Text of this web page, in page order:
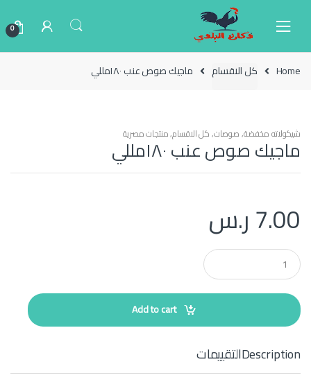
0
Home كل الاقسام ماجيك صوص عنب ١٨٠مللي
شيكولاته مخفضة,صوصات,كل الاقسام,منتجات مصرية
ماجيك صوص عنب ١٨٠مللي
7.00ر.س
Q
u
a
t
i
Add to cart
Descriptionالتقييمات